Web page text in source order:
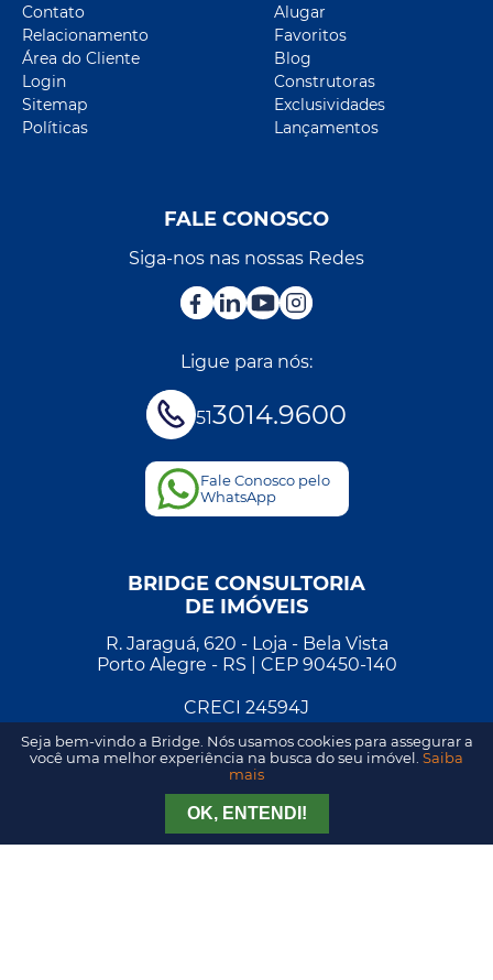
Tirar Dúvida Agendar Visita
Contato
Relacionamento
Área do Cliente
Login
Sitemap
Políticas
Alugar
Favoritos
Blog
Construtoras
Exclusividades
Lançamentos
FALE CONOSCO
Siga-nos nas nossas Redes
Ligue para nós:
513014.9600
Fale Conosco pelo
WhatsApp
BRIDGE CONSULTORIA
DE IMÓVEIS
R. Jaraguá, 620 - Loja - Bela Vista
Porto Alegre - RS | CEP 90450-140
CRECI 24594J
Traçar Rota
MOINHOS DE VENTO
R. Quintino Bocaiúva, 515 - Moinhos de Vento
Seja bem-vindo a Bridge. Nós usamos cookies para assegurar a
você uma melhor experiência na busca do seu imóvel. Saiba
mais
OK, ENTENDI!